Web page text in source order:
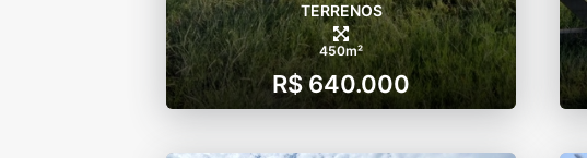
TERRENOS
450m²
R$ 640.000